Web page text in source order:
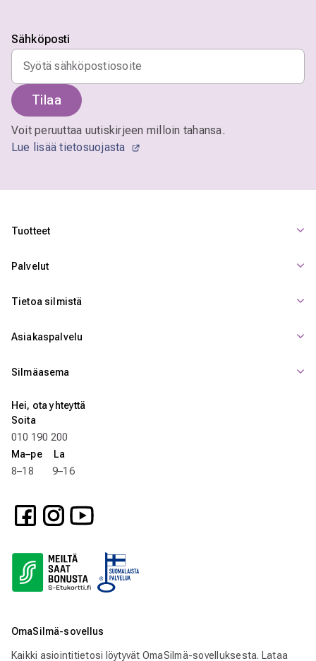
Sähköposti
Tilaa
Voit peruuttaa uutiskirjeen milloin tahansa.
Lue lisää tietosuojasta
Tuotteet
Palvelut
Tietoa silmistä
Asiakaspalvelu
Silmäasema
Hei, ota yhteyttä
Soita
010 190 200
Ma–pe La
8–18 9–16
OmaSilmä-sovellus
Kaikki asiointitietosi löytyvät OmaSilmä-sovelluksesta. Lataa